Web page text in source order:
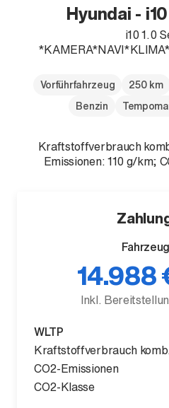
Geschaffen, um
Hyundai -
i10 1.0
Vorführfahrzeug 250 km
Benzin
Kraftstoffverbrauch
Emissionen: 110 g/km;
14.988
Inkl.
WLTP
Kraftstoffverbrauch
CO2-Emissionen
CO2-Klasse